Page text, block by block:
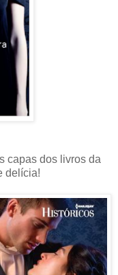
capas dos livros da
delícia!